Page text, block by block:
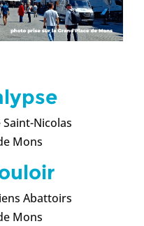
Nicolas
Mons
Abattoirs
Mons